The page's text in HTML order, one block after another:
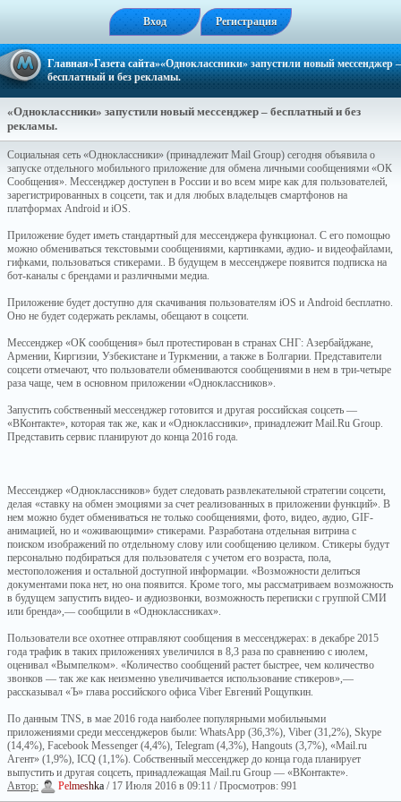
Вход Регистрация
Главная»Газета сайта»«Одноклассники» запустили новый мессенджер –
бесплатный и без рекламы.
«Одноклассники» запустили новый мессенджер – бесплатный и без
рекламы.
Социальная сеть «Одноклассники» (принадлежит Mail Group) сегодня объявила о
запуске отдельного мобильного приложение для обмена личными сообщениями «ОК
Сообщения». Мессенджер доступен в России и во всем мире как для пользователей,
зарегистрированных в соцсети, так и для любых владельцев смартфонов на
платформах Android и iOS.
Приложение будет иметь стандартный для мессенджера функционал. С его помощью
можно обмениваться текстовыми сообщениями, картинками, аудио- и видеофайлами,
гифками, пользоваться стикерами.. В будущем в мессенджере появится подписка на
бот-каналы с брендами и различными медиа.
Приложение будет доступно для скачивания пользователям iOS и Android бесплатно.
Оно не будет содержать рекламы, обещают в соцсети.
Мессенджер «ОК сообщения» был протестирован в странах СНГ: Азербайджане,
Армении, Киргизии, Узбекистане и Туркмении, а также в Болгарии. Представители
соцсети отмечают, что пользователи обмениваются сообщениями в нем в три-четыре
раза чаще, чем в основном приложении «Одноклассников».
Запустить собственный мессенджер готовится и другая российская соцсеть —
«ВКонтакте», которая так же, как и «Одноклассники», принадлежит Mail.Ru Group.
Представить сервис планируют до конца 2016 года.
Мессенджер «Одноклассников» будет следовать развлекательной стратегии соцсети,
делая «ставку на обмен эмоциями за счет реализованных в приложении функций». В
нем можно будет обмениваться не только сообщениями, фото, видео, аудио, GIF-
анимацией, но и «оживающими» стикерами. Разработана отдельная витрина с
поиском изображений по отдельному слову или сообщению целиком. Стикеры будут
персонально подбираться для пользователя с учетом его возраста, пола,
местоположения и остальной доступной информации. «Возможности делиться
документами пока нет, но она появится. Кроме того, мы рассматриваем возможность
в будущем запустить видео- и аудиозвонки, возможность переписки с группой СМИ
или бренда»,— сообщили в «Одноклассниках».
Пользователи все охотнее отправляют сообщения в мессенджерах: в декабре 2015
года трафик в таких приложениях увеличился в 8,3 раза по сравнению с июлем,
оценивал «Вымпелком». «Количество сообщений растет быстрее, чем количество
звонков — так же как неизменно увеличивается использование стикеров»,—
рассказывал «Ъ» глава российского офиса Viber Евгений Рощупкин.
По данным TNS, в мае 2016 года наиболее популярными мобильными
приложениями среди мессенджеров были: WhatsApp (36,3%), Viber (31,2%), Skype
(14,4%), Facebook Messenger (4,4%), Telegram (4,3%), Hangouts (3,7%), «Mail.ru
Агент» (1,9%), ICQ (1,1%). Собственный мессенджер до конца года планирует
выпустить и другая соцсеть, принадлежащая Mail.ru Group — «ВКонтакте».
Автор:
Pelmeshka / 17 Июля 2016 в 09:11 / Просмотров: 991